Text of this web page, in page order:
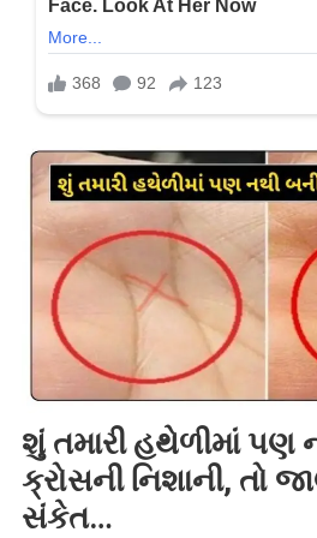
શું તમારી હથેળીમાં પણ
ક્રોસની નિશાની, તો
સંકેત…